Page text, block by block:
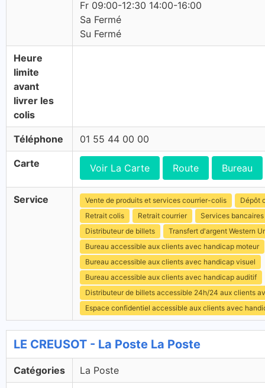
Fr 09:00-12:30 14:00-16:00
Sa Fermé
Su Fermé
Heure
limite
avant
livrer les
colis
Téléphone 01 55 44 00 00
Carte Voir La Carte Route Bureau
Service Vente de produits et services courrier-colis
Dépôt
Retrait colis
Retrait courrier
Services bancaires
Distributeur de billets
Transfert d'argent Western
Bureau accessible aux clients avec handicap moteur
Bureau accessible aux clients avec handicap visuel
Bureau accessible aux clients avec handicap auditif
Distributeur de billets accessible 24h/24 aux clients
Espace confidentiel accessible aux clients avec
LE CREUSOT - La Poste La Poste
Catégories La Poste